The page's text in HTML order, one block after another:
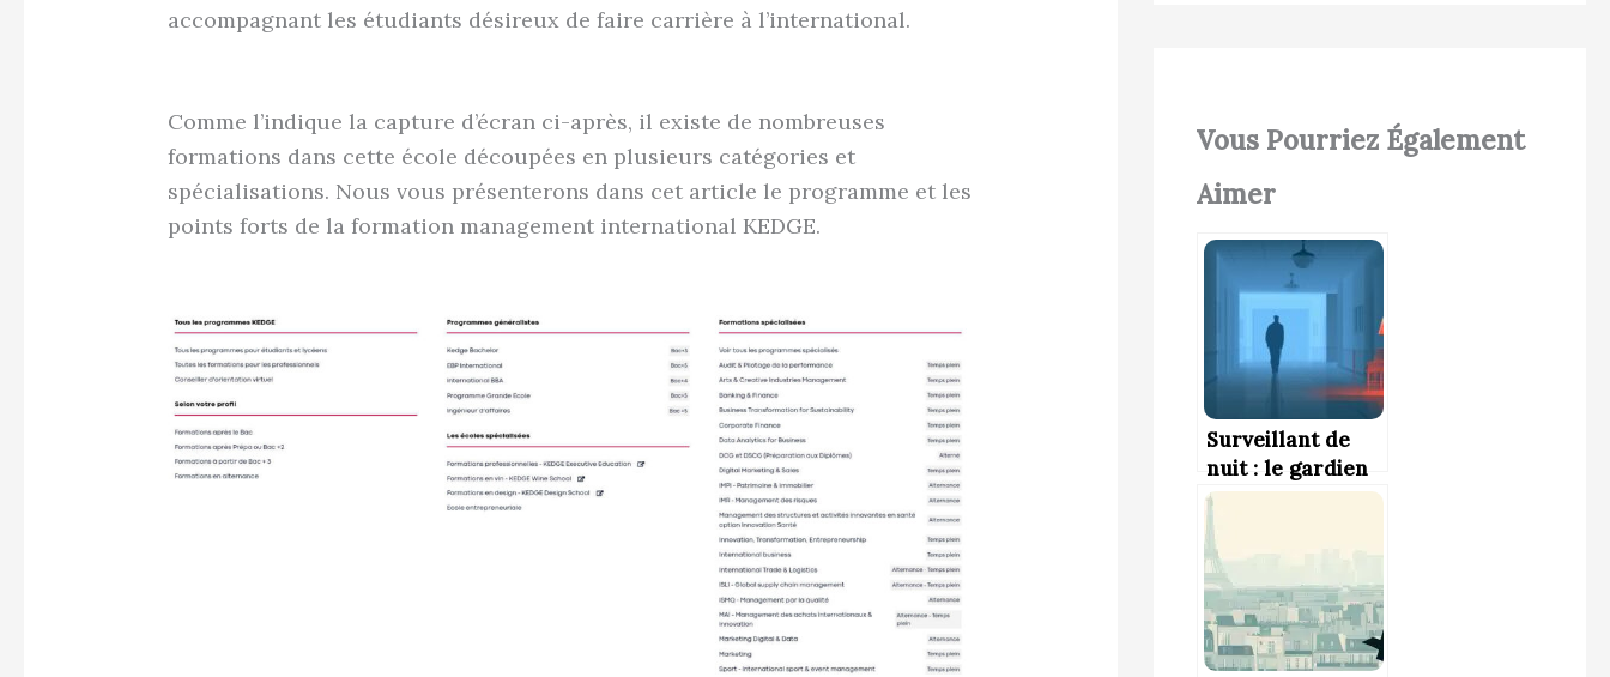
accompagnant les étudiants désireux de faire carrière à l’international.
Comme l’indique la capture d’écran ci-après, il existe de nombreuses
formations dans cette école découpées en plusieurs catégories et
spécialisations. Nous vous présenterons dans cet article le programme et les
points forts de la formation management international KEDGE.
Vous Pourriez Également
Aimer
Surveillant de
nuit : le gardien
de la tranquillité